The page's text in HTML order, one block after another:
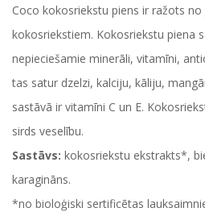
Coco kokosriekstu piens ir ražots
kokosriekstiem. Kokosriekstu piena
nepieciešamie minerāli, vitamīni,
tas satur dzelzi, kalciju, kāliju,
sastāvā ir vitamīni C un E.
sirds veselību.
Sastāvs: kokosriekstu ekstrakts*,
karagināns.
*no bioloģiski sertificētas